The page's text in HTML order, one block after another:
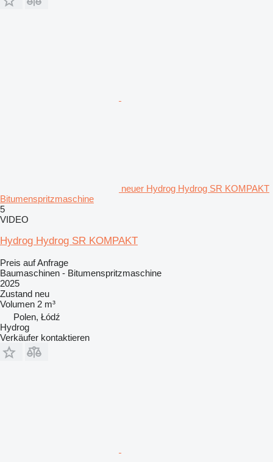
neuer Hydrog Hydrog SR KOMPAKT
Bitumenspritzmaschine
5
VIDEO
Hydrog Hydrog SR KOMPAKT
Preis auf Anfrage
Baumaschinen - Bitumenspritzmaschine
2025
Zustand neu
Volumen 2 m³
Polen, Łódź
Hydrog
Verkäufer kontaktieren